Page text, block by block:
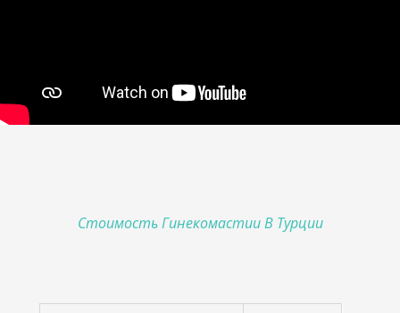
Стоимость Гинекомастии В Турции